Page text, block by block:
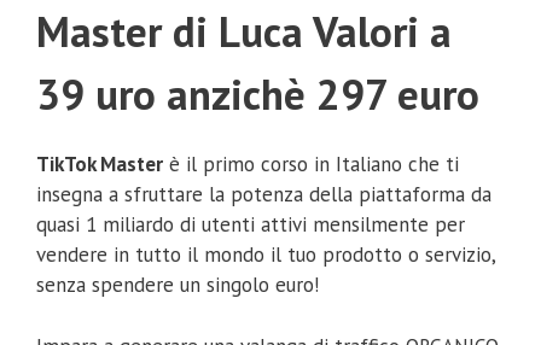
Master di Luca Valori a
39 uro anzichè 297 euro
TikTok Master è il primo corso in Italiano che ti
insegna a sfruttare la potenza della piattaforma da
quasi 1 miliardo di utenti attivi mensilmente per
vendere in tutto il mondo il tuo prodotto o servizio,
senza spendere un singolo euro!